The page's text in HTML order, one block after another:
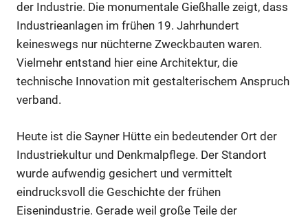
der Industrie. Die monumentale Gießhalle zeigt, dass
Industrieanlagen im frühen 19. Jahrhundert
keineswegs nur nüchterne Zweckbauten waren.
Vielmehr entstand hier eine Architektur, die
technische Innovation mit gestalterischem Anspruch
verband.
Heute ist die Sayner Hütte ein bedeutender Ort der
Industriekultur und Denkmalpflege. Der Standort
wurde aufwendig gesichert und vermittelt
eindrucksvoll die Geschichte der frühen
Eisenindustrie. Gerade weil große Teile der